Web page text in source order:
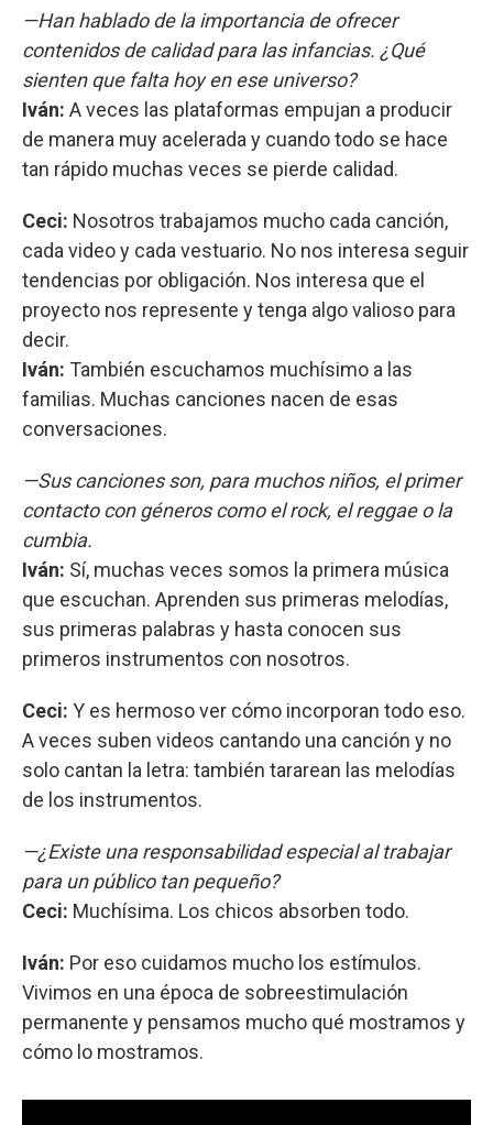
—Han hablado de la importancia de ofrecer
contenidos de calidad para las infancias. ¿Qué
sienten que falta hoy en ese universo?
Iván: A veces las plataformas empujan a producir
de manera muy acelerada y cuando todo se hace
tan rápido muchas veces se pierde calidad.
Ceci: Nosotros trabajamos mucho cada canción,
cada video y cada vestuario. No nos interesa seguir
tendencias por obligación. Nos interesa que el
proyecto nos represente y tenga algo valioso para
decir.
Iván: También escuchamos muchísimo a las
familias. Muchas canciones nacen de esas
conversaciones.
—Sus canciones son, para muchos niños, el primer
contacto con géneros como el rock, el reggae o la
cumbia.
Iván: Sí, muchas veces somos la primera música
que escuchan. Aprenden sus primeras melodías,
sus primeras palabras y hasta conocen sus
primeros instrumentos con nosotros.
Ceci: Y es hermoso ver cómo incorporan todo eso.
A veces suben videos cantando una canción y no
solo cantan la letra: también tararean las melodías
de los instrumentos.
—¿Existe una responsabilidad especial al trabajar
para un público tan pequeño?
Ceci: Muchísima. Los chicos absorben todo.
Iván: Por eso cuidamos mucho los estímulos.
Vivimos en una época de sobreestimulación
permanente y pensamos mucho qué mostramos y
cómo lo mostramos.